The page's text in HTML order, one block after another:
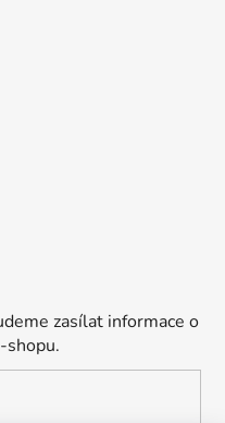
zasílat informace o
shopu.